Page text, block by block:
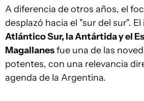
A diferencia de otros años, el
desplazó hacia el "sur del sur".
Atlántico Sur, la Antártida y el
Magallanesfue una de las
potentes, con una relevancia
agenda de la Argentina.